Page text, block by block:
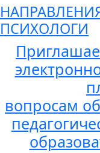
ПСИХОЛОГИ
вопросам